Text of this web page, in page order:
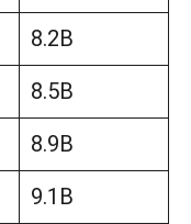
8.2B
8.5B
8.9B
9.1B